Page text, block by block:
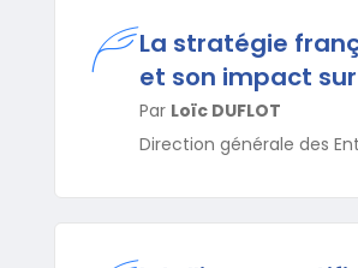
La stratégie
et son impact
Par Loïc DUFLOT
Direction générale des